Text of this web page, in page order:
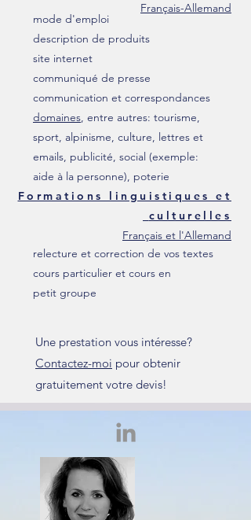
Français-Allemand
mode d'emploi
description de produits
site internet
communiqué de presse
communication et correspondances
domaines, entre autres: tourisme,
sport, alpinisme, culture, lettres et
emails, publicité, social (exemple:
aide à la personne), poterie
Formations linguistiques et
culturelles
Français et l'Allemand
relecture et correction de vos textes​
cours particulier et cours en
petit groupe
Une prestation vous intéresse?
Contactez-moi pour obtenir
gratuitement votre devis!